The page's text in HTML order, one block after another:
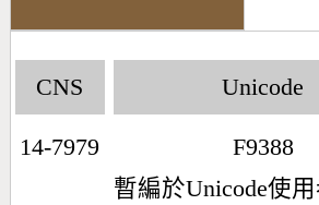
CNS
14-7979
Unicode
F9388
暫編於Unicode使